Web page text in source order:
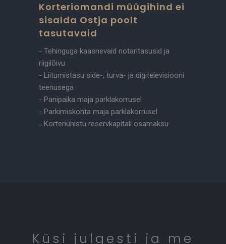
Korteriomandi müügihind ei
sisalda Ostja poolt
tasutavaid
- Tehinguga kaasnevaid notaritasusid ja
riigilõivu
- Liitumistasu side-, turva- ja digitelevisiooni
teenusega
- Panipaika maja parklakorrusel
- Parkimiskohta maja parklakorrusel
- Korteriühistu reservkapitali osamaksu
Küsi julgesti ja me